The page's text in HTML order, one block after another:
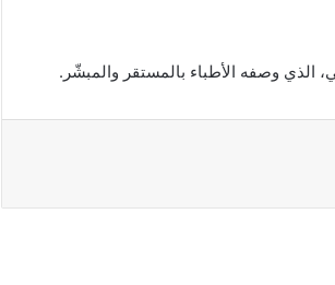
الذي وصفه الأطباء بالمستقر والمبشّر.